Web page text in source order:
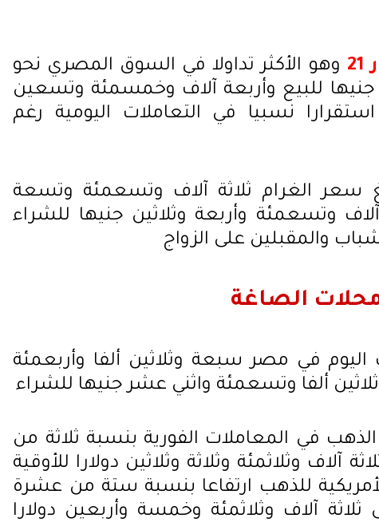
وهو الأكثر تداولا في السوق المصري نحو
جنيها للبيع وأربعة آلاف وخمسمئة وتسعين
نسبيا في التعاملات اليومية رغم
سعر الغرام ثلاثة آلاف وتسعمئة وتسعة
وتسعمئة وأربعة وثلاثين جنيها للشراء
والمقبلين على الزواج
الصاغة
في مصر سبعة وثلاثين ألفا وأربعمئة
ألفا وتسعمئة واثني عشر جنيها للشراء
في المعاملات الفورية بنسبة ثلاثة من
وثلاثمئة وثلاثة وثلاثين دولارا للأوقية
للذهب ارتفاعا بنسبة ستة من عشرة
آلاف وثلاثمئة وخمسة وأربعين دولارا